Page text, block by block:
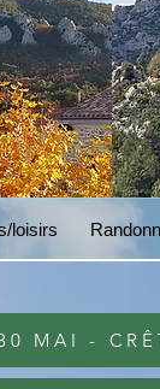
loisirs
MAI -